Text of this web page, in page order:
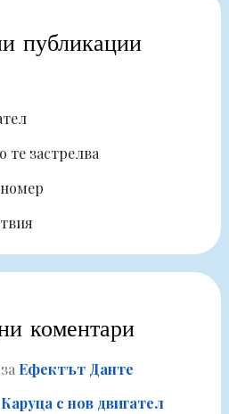
публикации
те застрелва
коментари
Ефектът Данте
Каруца с нов двигател